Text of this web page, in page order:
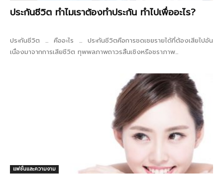
ประกันชีวิต ทำไมเราต้องทำประกัน ทำไปเพื่ออะไร?
ประกันชีวิต ... คืออะไร ... ประกันชีวิตคือการชดเชยรายได้ที่ต้องเสียไปอัน
เนื่องมาจากการเสียชีวิต ทุพพลภาพถาวรสิ้นเชิงหรือชราภาพ...
แฟชั่นและความงาม